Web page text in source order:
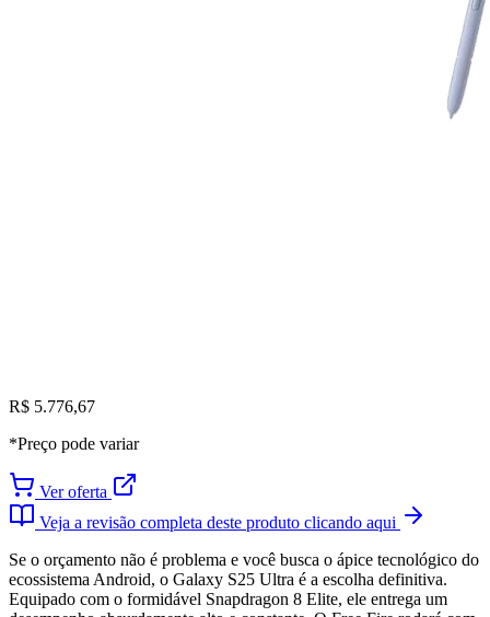
R$ 5.776,67
*Preço pode variar
Ver oferta
Veja a revisão completa deste produto clicando aqui
Se o orçamento não é problema e você busca o ápice tecnológico do
ecossistema Android, o Galaxy S25 Ultra é a escolha definitiva.
Equipado com o formidável Snapdragon 8 Elite, ele entrega um